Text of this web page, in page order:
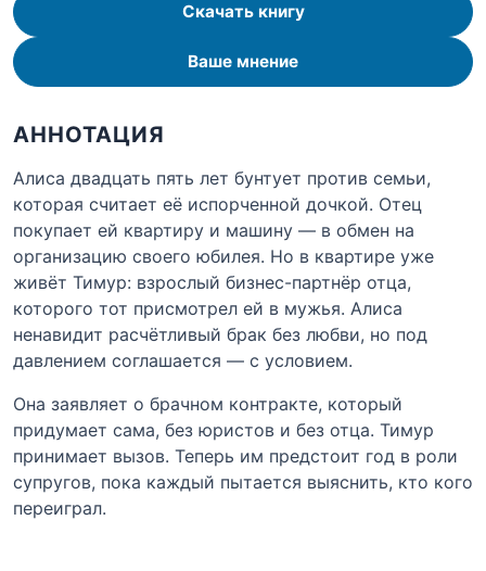
Скачать книгу
Ваше мнение
АННОТАЦИЯ
Алиса двадцать пять лет бунтует против семьи,
которая считает её испорченной дочкой. Отец
покупает ей квартиру и машину — в обмен на
организацию своего юбилея. Но в квартире уже
живёт Тимур: взрослый бизнес-партнёр отца,
которого тот присмотрел ей в мужья. Алиса
ненавидит расчётливый брак без любви, но под
давлением соглашается — с условием.
Она заявляет о брачном контракте, который
придумает сама, без юристов и без отца. Тимур
принимает вызов. Теперь им предстоит год в роли
супругов, пока каждый пытается выяснить, кто кого
переиграл.